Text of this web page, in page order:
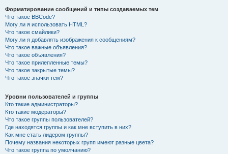
Форматирование сообщений и типы создаваемых тем
Что такое BBCode?
Могу ли я использовать HTML?
Что такое смайлики?
Могу ли я добавлять изображения к сообщениям?
Что такое важные объявления?
Что такое объявления?
Что такое прилепленные темы?
Что такое закрытые темы?
Что такое значки тем?
Уровни пользователей и группы
Кто такие администраторы?
Кто такие модераторы?
Что такое группы пользователей?
Где находятся группы и как мне вступить в них?
Как мне стать лидером группы?
Почему названия некоторых групп имеют разные цвета?
Что такое группа по умолчанию?